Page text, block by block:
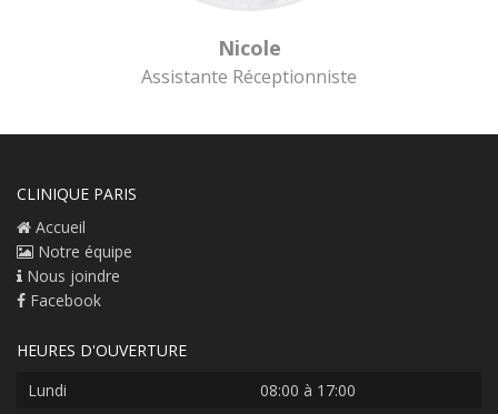
Nicole
Assistante Réceptionniste
CLINIQUE PARIS
Accueil
Notre équipe
Nous joindre
Facebook
HEURES D'OUVERTURE
Lundi
08:00 à 17:00